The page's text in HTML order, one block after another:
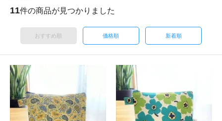
11件の商品が見つかりました
おすすめ順 価格順 新着順